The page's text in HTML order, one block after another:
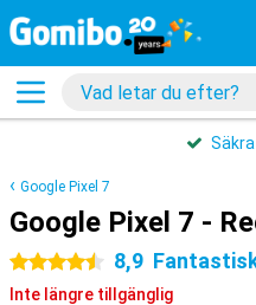
Säkra
Google Pixel 7
Google Pixel 7 -
4.5 stjärnor 8,9
Inte längre tillgänglig